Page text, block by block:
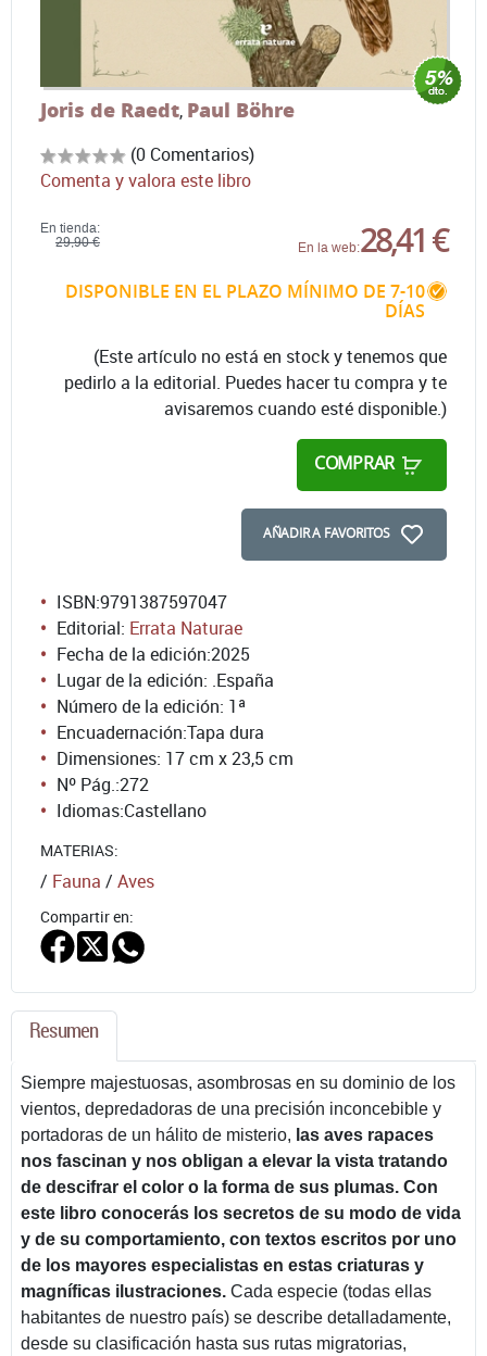
Joris de Raedt, Paul Böhre
(0 Comentarios)
Comenta y valora este libro
En tienda:
29,90 €
En la web:28,41 €
DISPONIBLE EN EL PLAZO MÍNIMO DE 7-10
DÍAS
(Este artículo no está en stock y tenemos que
pedirlo a la editorial. Puedes hacer tu compra y te
avisaremos cuando esté disponible.)
COMPRAR
AÑADIR A FAVORITOS
ISBN:9791387597047
Editorial: Errata Naturae
Fecha de la edición:2025
Lugar de la edición: .España
Número de la edición: 1ª
Encuadernación:Tapa dura
Dimensiones: 17 cm x 23,5 cm
Nº Pág.:272
Idiomas:Castellano
MATERIAS:
/ Fauna / Aves
Compartir en:
Resumen
Siempre majestuosas, asombrosas en su dominio de los
vientos, depredadoras de una precisión inconcebible y
portadoras de un hálito de misterio, las aves rapaces
nos fascinan y nos obligan a elevar la vista tratando
de descifrar el color o la forma de sus plumas. Con
este libro conocerás los secretos de su modo de vida
y de su comportamiento, con textos escritos por uno
de los mayores especialistas en estas criaturas y
magníficas ilustraciones. Cada especie (todas ellas
habitantes de nuestro país) se describe detalladamente,
desde su clasificación hasta sus rutas migratorias,